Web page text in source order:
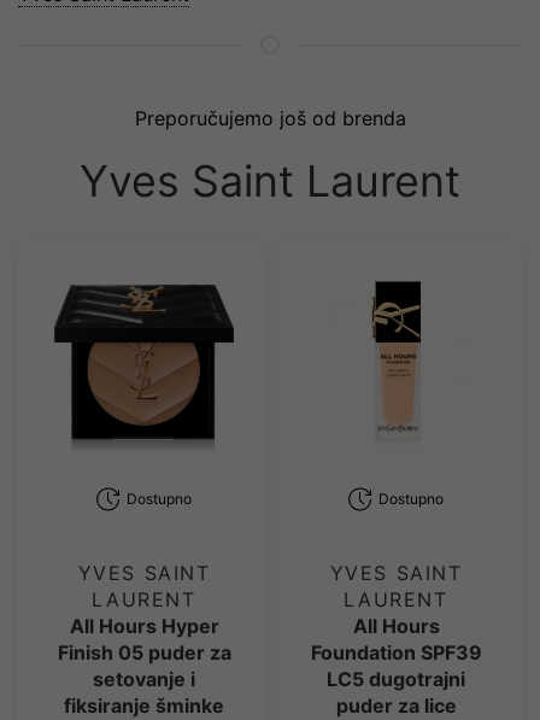
Preporučujemo još od brenda
Yves Saint Laurent
Dostupno
YVES SAINT
LAURENT
All Hours Hyper
Finish 05 puder za
setovanje i
fiksiranje šminke
Dostupno
YVES SAINT
LAURENT
All Hours
Foundation SPF39
LC5 dugotrajni
puder za lice